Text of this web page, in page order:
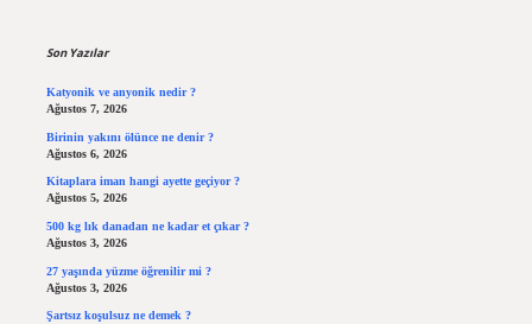
Son Yazılar
Katyonik ve anyonik nedir ?
Ağustos 7, 2026
Birinin yakını ölünce ne denir ?
Ağustos 6, 2026
Kitaplara iman hangi ayette geçiyor ?
Ağustos 5, 2026
500 kg lık danadan ne kadar et çıkar ?
Ağustos 3, 2026
27 yaşında yüzme öğrenilir mi ?
Ağustos 3, 2026
Şartsız koşulsuz ne demek ?